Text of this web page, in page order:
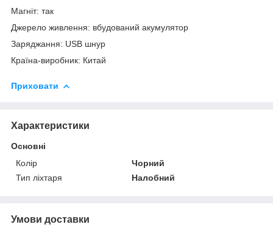
Магніт: так
Джерело живлення: вбудований акумулятор
Заряджання: USB шнур
Країна-виробник: Китай
Приховати
Характеристики
Основні
Колір
Чорний
Тип ліхтаря
Налобний
Умови доставки